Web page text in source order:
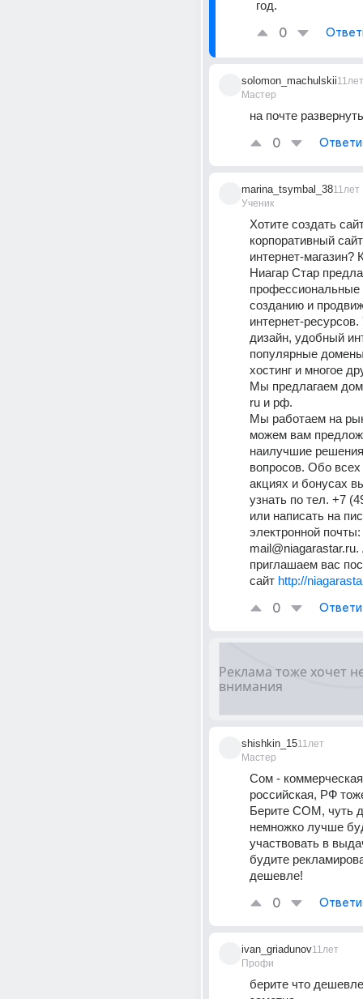
год.
0
solomon_machulskii
Мастер
11лет
на почте
0
marina_tsymbal_38
Ученик
11лет
Хотите создать
корпоративный
интернет-магазин?
Ниагар Стар
профессиональные
созданию и
интернет-
дизайн, удобный
популярные
хостинг и многое
Мы предлагаем
ru и рф.
Мы работаем на
можем вам
наилучшие
вопросов. Обо
акциях и бонусах
узнать по тел. +7
или написать на
электронной почты:
приглашаем вас
сайт http://
0
shishkin_15
Мастер
11лет
Сом -
российская, РФ
Берите COM, чуть
немножко лучше
участвовать в
будите
дешевле!
0
ivan_griadunov
Профи
11лет
берите что